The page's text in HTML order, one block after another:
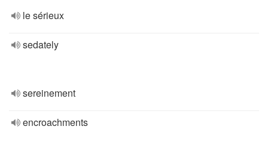
le sérieux
sedately
sereinement
encroachments